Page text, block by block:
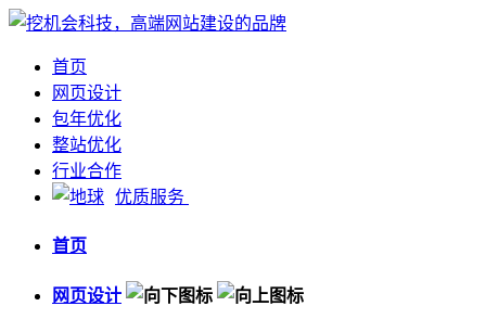
首页
网页设计
包年优化
整站优化
行业合作
优质服务
首页
网页设计